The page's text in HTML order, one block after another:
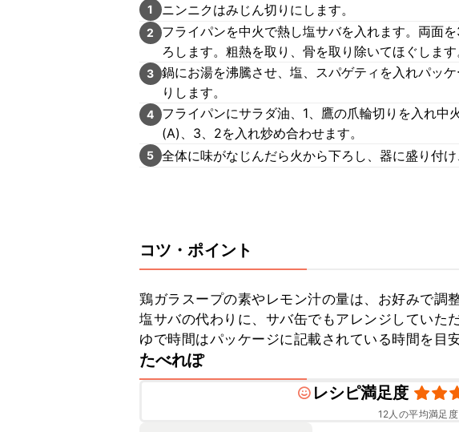
1 ニンニクはみじん切りにします。
2
フライパンを中火で熱し塩サバを入れます。両面
ろします。粗熱を取り、骨を取り除いてほぐします
3 鍋にお湯を沸騰させ、塩、スパゲティを入れパッ
りします。
4
フライパンにサラダ油、1、鷹の爪輪切りを入れ中
(A)、3、2を入れ炒め合わせます。
5 全体に味がなじんだら火から下ろし、器に盛り付け
コツ・ポイント
鶏ガラスープの素やレモン汁の量は、お好みで調
塩サバの代わりに、サバ缶でもアレンジしていただ
ゆで時間はパッケージに記載されている時間を目
たべれぽ
レシピ満足度
12人の平均満足度